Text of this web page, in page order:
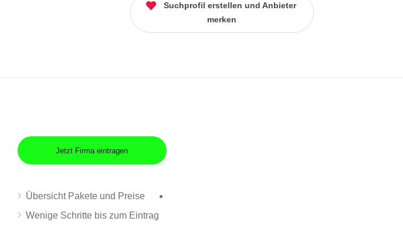
Suchprofil erstellen und Anbieter
merken
Jetzt Firma eintragen
Übersicht Pakete und Preise
Wenige Schritte bis zum Eintrag